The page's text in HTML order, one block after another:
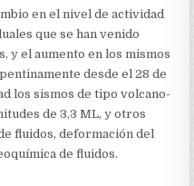
EN
LOS
ÚLTIMOS
DÍAS
en el nivel de actividad
que se han venido
y el aumento en los mismos
desde el 28 de
los sismos de tipo volcano-
de 3,3 ML, y otros
fluidos, deformación del
de fluidos.